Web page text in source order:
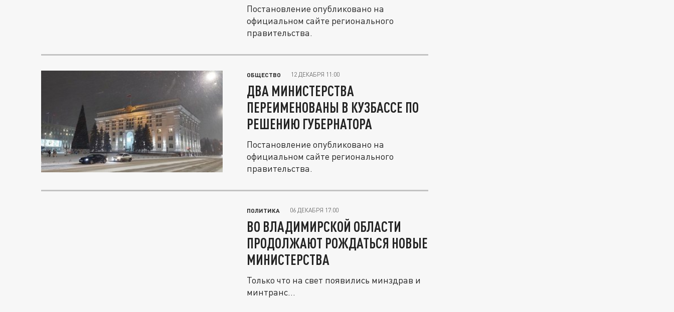
Постановление опубликовано на
официальном сайте регионального
правительства.
ОБЩЕСТВО 12 ДЕКАБРЯ 11:00
ДВА МИНИСТЕРСТВА
ПЕРЕИМЕНОВАНЫ В КУЗБАССЕ ПО
РЕШЕНИЮ ГУБЕРНАТОРА
Постановление опубликовано на
официальном сайте регионального
правительства.
ПОЛИТИКА 06 ДЕКАБРЯ 17:00
ВО ВЛАДИМИРСКОЙ ОБЛАСТИ
ПРОДОЛЖАЮТ РОЖДАТЬСЯ НОВЫЕ
МИНИСТЕРСТВА
Только что на свет появились минздрав и
минтранс…